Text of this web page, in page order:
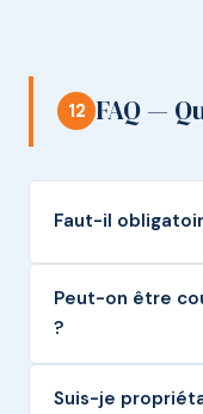
12 FAQ —
Faut-il
Peut-on être
?
Suis-je